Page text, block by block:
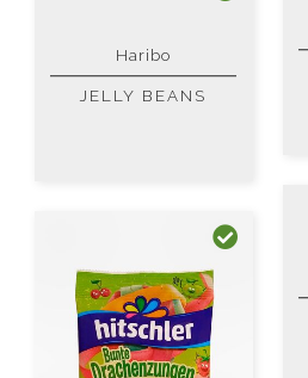
Haribo
JELLY BEANS